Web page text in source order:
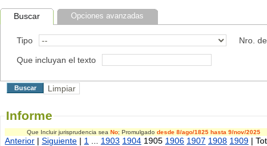
Buscar Opciones avanzadas
Tipo Nro.
Que incluyan el texto
Informe
Que Incluir jurisprudencia sea No; Promulgado desde 8/ago/1825 hasta 9/nov/2025
Anterior |Siguiente | 1 1903 1904 1905 1906 1907 1908 1909 |